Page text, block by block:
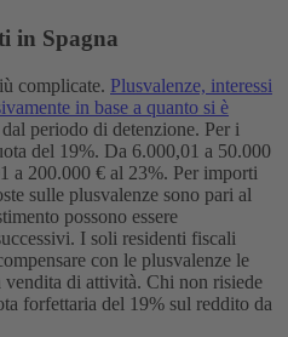
in Spagna
complicate. Plusvalenze, interessi
in base a quanto si è
periodo di detenzione. Per i
del 19%. Da 6.000,01 a 50.000
a 200.000 € al 23%. Per importi
sulle plusvalenze sono pari al
possono essere
I soli residenti fiscali
con le plusvalenze le
vendita di attività. Chi non risiede
forfettaria del 19% sul reddito da